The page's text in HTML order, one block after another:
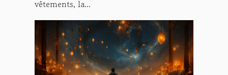
vêtements, la...